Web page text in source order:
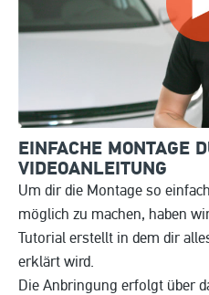
EINFACHE MONTAGE
VIDEOANLEITUNG
Um dir die Montage so
möglich zu machen, haben
Tutorial erstellt in dem dir
erklärt wird.
Die Anbringung erfolgt über